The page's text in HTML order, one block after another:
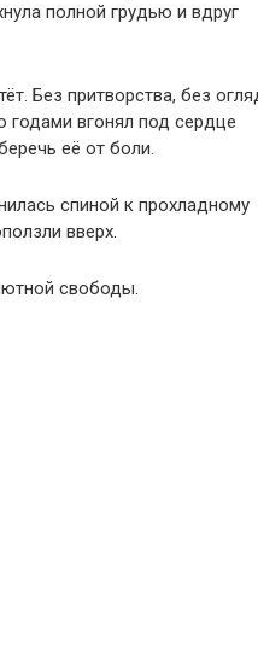
полной грудью и вдруг
Без притворства, без
годами вгонял под сердце
её от боли.
спиной к прохладному
вверх.
свободы.